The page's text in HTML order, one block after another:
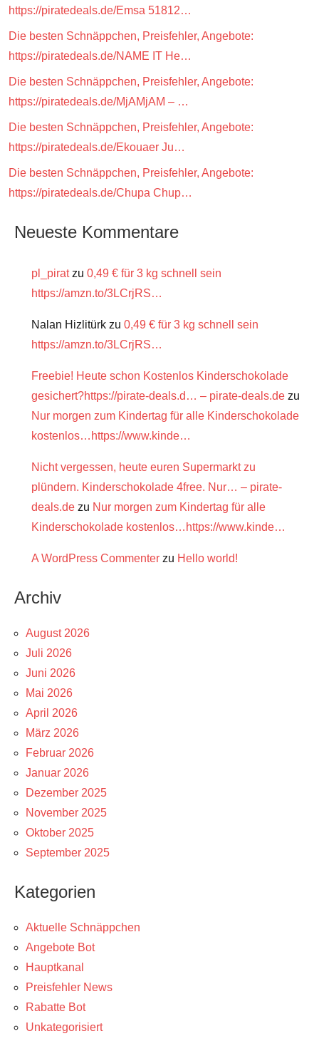
https://piratedeals.de/Emsa 51812…
Die besten Schnäppchen, Preisfehler, Angebote:
https://piratedeals.de/NAME IT He…
Die besten Schnäppchen, Preisfehler, Angebote:
https://piratedeals.de/MjAMjAM – …
Die besten Schnäppchen, Preisfehler, Angebote:
https://piratedeals.de/Ekouaer Ju…
Die besten Schnäppchen, Preisfehler, Angebote:
https://piratedeals.de/Chupa Chup…
Neueste Kommentare
pl_piratzu 0,49 € für 3 kg schnell sein
https://amzn.to/3LCrjRS…
Nalan Hizlitürk zu 0,49 € für 3 kg schnell sein
https://amzn.to/3LCrjRS…
Freebie! Heute schon Kostenlos Kinderschokolade
gesichert?https://pirate-deals.d… – pirate-deals.de zu
Nur morgen zum Kindertag für alle Kinderschokolade
kostenlos…https://www.kinde…
Nicht vergessen, heute euren Supermarkt zu
plündern. Kinderschokolade 4free. Nur… – pirate-
deals.de zu Nur morgen zum Kindertag für alle
Kinderschokolade kostenlos…https://www.kinde…
A WordPress Commenter zu Hello world!
Archiv
August 2026
Juli 2026
Juni 2026
Mai 2026
April 2026
März 2026
Februar 2026
Januar 2026
Dezember 2025
November 2025
Oktober 2025
September 2025
Kategorien
Aktuelle Schnäppchen
Angebote Bot
Hauptkanal
Preisfehler News
Rabatte Bot
Unkategorisiert